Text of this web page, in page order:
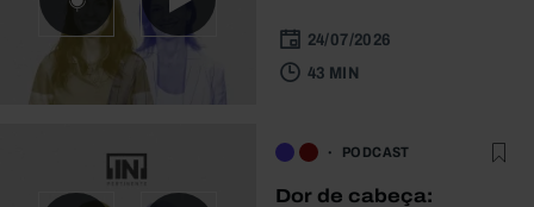
24/07/2026
43 MIN
PODCAST
Dor de cabeça: